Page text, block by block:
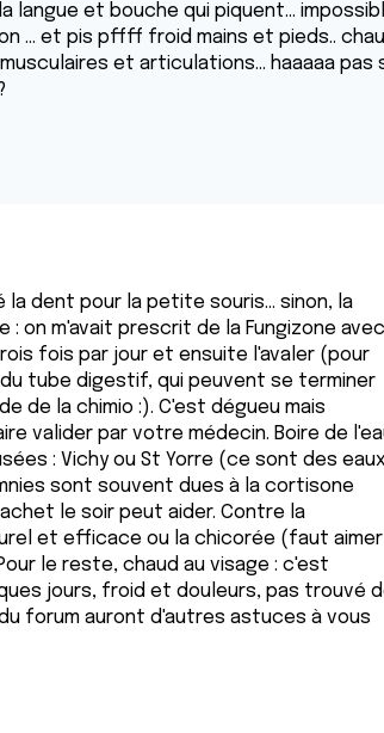
langue et bouche qui piquent…
… et pis pffff froid mains et pieds..
et articulations… haaaaa pas
la dent pour la petite souris... sinon, la
: on m'avait prescrit de la Fungizone avec
fois par jour et ensuite l'avaler (pour
tube digestif, qui peuvent se terminer
de la chimio :). C'est dégueu mais
valider par votre médecin. Boire de
: Vichy ou St Yorre (ce sont des eaux
sont souvent dues à la cortisone
le soir peut aider. Contre la
et efficace ou la chicorée (faut aimer
le reste, chaud au visage : c'est
jours, froid et douleurs, pas trouvé
forum auront d'autres astuces à vous